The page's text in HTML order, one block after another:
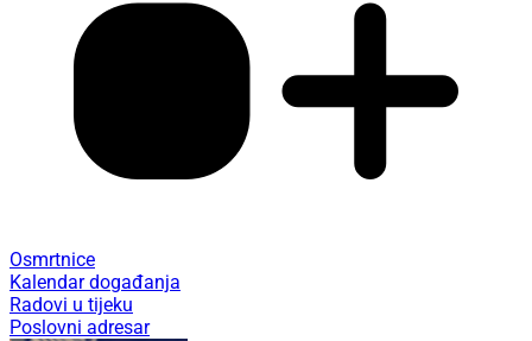
Osmrtnice
Kalendar događanja
Radovi u tijeku
Poslovni adresar